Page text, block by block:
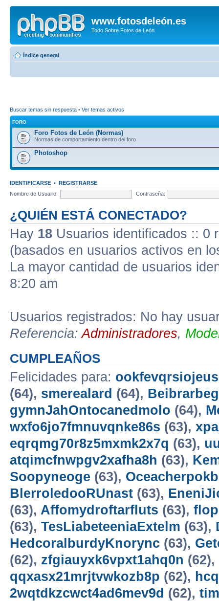
www.fotosdeleón.es
Todo Sobre Fotos de León
Índice general
Buscar temas sin respuesta • Ver temas activos
FORO
Foro Fotos de León (Normas)
Normas de comportamiento dentro del foro
Photoshop
IDENTIFICARSE • REGISTRARSE
Nombre de Usuario:
Contraseña:
¿QUIÉN ESTÁ CONECTADO?
Hay 18 Usuarios identificados :: 0
(basados en usuarios activos en
La mayor cantidad de usuarios
8:20 am
Usuarios registrados: No hay
Referencia:Administradores,
CUMPLEAÑOS
Felicidades para:
(64), smerealard (64),
gymnJahOntocanedmolo (64),
wxfo6jo7fmnuvqnke86s (63),
eqrqmg70r8z5mxmk2x7q (63),
atqimcfnwpgv2xafha8h (63),
Soopyneoge (63),
BlerroledooRUnast (63),
(63), Affomydroftarfluts (63),
(63), TesLiabeteeniaExtelm (63),
HedcoralburdyKnorync (63),
(62), zfgiauyxk6vpxt1ahq0n (62),
qqxasx21mrjtvwkozb8p (62),
2wqtdkzcwct4ad6mev9d (62),